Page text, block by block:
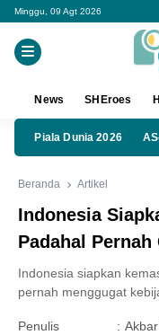
Minggu, 09 Agt 2026
News SHEroes
Piala Dunia 2026
Beranda Artikel
Indonesia
Padahal
Indonesia siapkan
pernah menggugat
Penulis :